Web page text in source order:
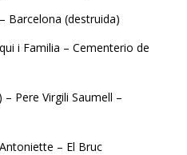
Barcelona (destruida)
i Familia – Cementerio de
– Pere Virgili Saumell –
– El Bruc